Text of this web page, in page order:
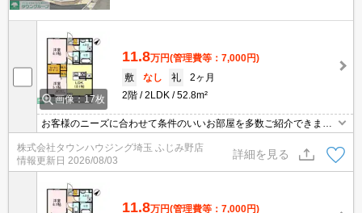
画像：17枚
11.8万円(管理費等：7,000円)
敷
なし 礼
2ヶ月
2階
2LDK 52.8m²
お客様のニーズに合わせて条件のいいお部屋を多数ご紹介できます♪
情報数No.1のタウンハウジングまで是非お問い合わせください！
株式会社タウンハウジング埼玉 ふじみ野店
情報更新日 2026/08/03
詳細を見る
11.8万円(管理費等：7,000円)